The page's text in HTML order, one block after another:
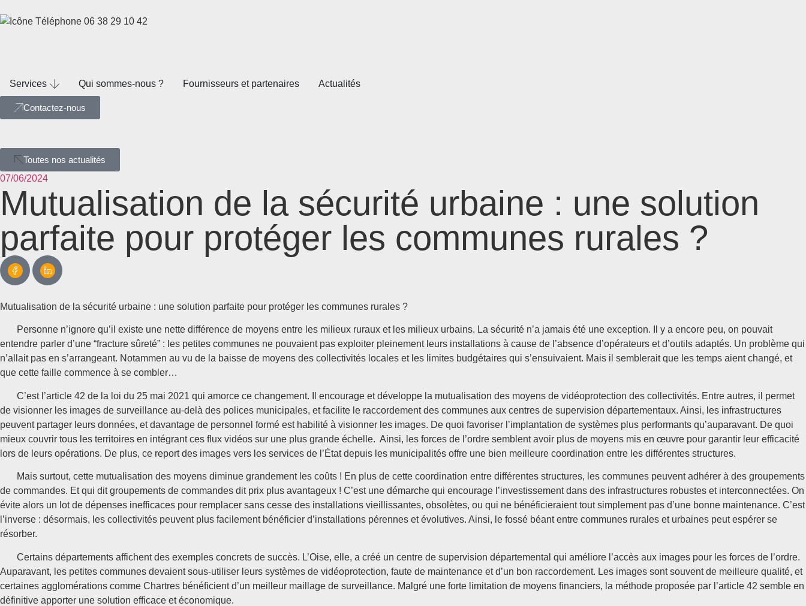
06 38 29 10 42
Services Qui sommes-nous ? Fournisseurs et partenaires Actualités
Contactez-nous
Toutes nos actualités
07/06/2024
Mutualisation de la sécurité urbaine : une solution
parfaite pour protéger les communes rurales ?
Mutualisation de la sécurité urbaine : une solution parfaite pour protéger les communes rurales ?
Personne n’ignore qu’il existe une nette différence de moyens entre les milieux ruraux et les milieux urbains. La sécurité n’a jamais été une exception. Il y a encore peu, on pouvait
entendre parler d’une “fracture sûreté” : les petites communes ne pouvaient pas exploiter pleinement leurs installations à cause de l’absence d’opérateurs et d’outils adaptés. Un problème qui
n’allait pas en s’arrangeant. Notammen au vu de la baisse de moyens des collectivités locales et les limites budgétaires qui s’ensuivaient. Mais il semblerait que les temps aient changé, et
que cette faille commence à se combler…
C’est l’article 42 de la loi du 25 mai 2021 qui amorce ce changement. Il encourage et développe la mutualisation des moyens de vidéoprotection des collectivités. Entre autres, il permet
de visionner les images de surveillance au-delà des polices municipales, et facilite le raccordement des communes aux centres de supervision départementaux. Ainsi, les infrastructures
peuvent partager leurs données, et davantage de personnel formé est habilité à visionner les images. De quoi favoriser l’implantation de systèmes plus performants qu’auparavant. De quoi
mieux couvrir tous les territoires en intégrant ces flux vidéos sur une plus grande échelle. Ainsi, les forces de l’ordre semblent avoir plus de moyens mis en œuvre pour garantir leur efficacité
lors de leurs opérations. De plus, ce report des images vers les services de l’État depuis les municipalités offre une bien meilleure coordination entre les différentes structures.
Mais surtout, cette mutualisation des moyens diminue grandement les coûts ! En plus de cette coordination entre différentes structures, les communes peuvent adhérer à des groupements
de commandes. Et qui dit groupements de commandes dit prix plus avantageux ! C’est une démarche qui encourage l’investissement dans des infrastructures robustes et interconnectées. On
évite alors un lot de dépenses inefficaces pour remplacer sans cesse des installations vieillissantes, obsolètes, ou qui ne bénéficieraient tout simplement pas d’une bonne maintenance. C’est
l’inverse : désormais, les collectivités peuvent plus facilement bénéficier d’installations pérennes et évolutives. Ainsi, le fossé béant entre communes rurales et urbaines peut espérer se
résorber.
Certains départements affichent des exemples concrets de succès. L’Oise, elle, a créé un centre de supervision départemental qui améliore l’accès aux images pour les forces de l’ordre.
Auparavant, les petites communes devaient sous-utiliser leurs systèmes de vidéoprotection, faute de maintenance et d’un bon raccordement. Les images sont souvent de meilleure qualité, et
certaines agglomérations comme Chartres bénéficient d’un meilleur maillage de surveillance. Malgré une forte limitation de moyens financiers, la méthode proposée par l’article 42 semble en
définitive apporter une solution efficace et économique.